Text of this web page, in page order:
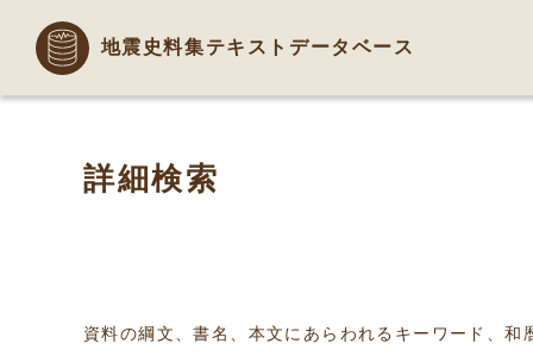
地震史料集テキストデータベース
詳細検索
資料の綱文、書名、本文にあらわれるキーワード、